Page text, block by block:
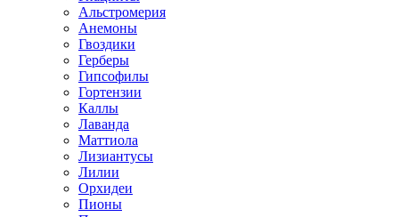
Альстромерия
Анемоны
Гвоздики
Герберы
Гипсофилы
Гортензии
Каллы
Лаванда
Маттиола
Лизиантусы
Лилии
Орхидеи
Пионы